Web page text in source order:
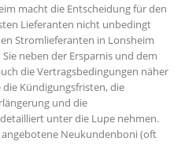
macht die Entscheidung für den
Lieferanten nicht unbedingt
Stromlieferanten in Lonsheim
neben der Ersparnis und dem
die Vertragsbedingungen näher
Kündigungsfristen, die
und die
unter die Lupe nehmen.
angebotene Neukundenboni (oft